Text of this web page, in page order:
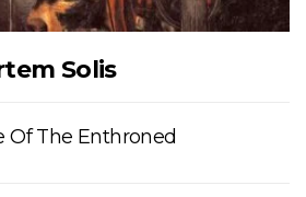
Solis
Of The Enthroned